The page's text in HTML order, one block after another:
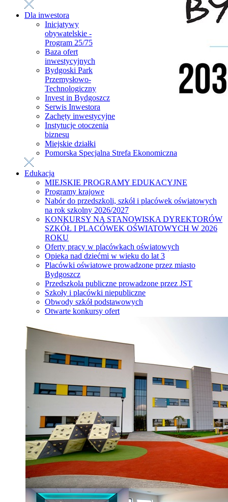
Dla inwestora
Inicjatywy
obywatelskie -
Program 25/75
Baza ofert
inwestycyjnych
Bydgoski Park
Przemysłowo-
Technologiczny
Invest in Bydgoszcz
Serwis Inwestora
Zachęty inwestycyjne
Instytucje otoczenia
biznesu
Miejskie działki
Pomorska Specjalna Strefa Ekonomiczna
Edukacja
MIEJSKIE PROGRAMY EDUKACYJNE
Programy krajowe
Nabór do przedszkoli, szkół i placówek oświatowych
na rok szkolny 2026/2027
KONKURSY NA STANOWISKA DYREKTORÓW
SZKÓŁ I PLACÓWEK OŚWIATOWYCH W 2026
ROKU
Oferty pracy w placówkach oświatowych
Opieka nad dziećmi w wieku do lat 3
Placówki oświatowe prowadzone przez miasto
Bydgoszcz
Przedszkola publiczne prowadzone przez JST
Szkoły i placówki niepubliczne
Obwody szkół podstawowych
Otwarte konkursy ofert